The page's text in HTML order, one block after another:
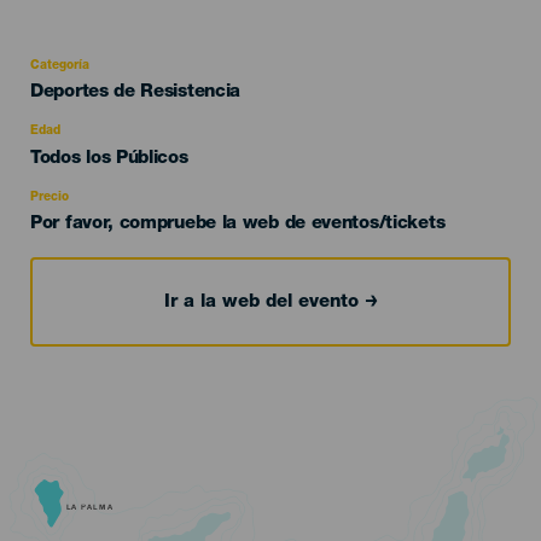
Categoría
Categoría
evento
Deportes de Resistencia
Edad
Edad
Todos los Públicos
Precio
Por favor, compruebe la web de eventos/tickets
Ir a la web del evento
LA PALMA